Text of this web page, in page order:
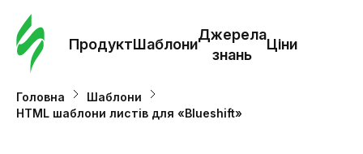
ПродуктШаблони
Джерела
знань
Ціни
Головна
Шаблони
HTML шаблони листів для «Blueshift»